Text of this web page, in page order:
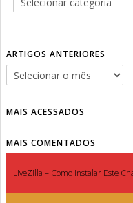
ARTIGOS ANTERIORES
MAIS ACESSADOS
MAIS COMENTADOS
LiveZilla – Como Instalar Este